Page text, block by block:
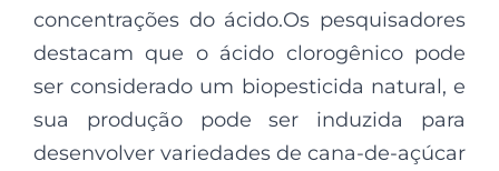
concentrações do ácido.Os pesquisadores
destacam que o ácido clorogênico pode
ser considerado um biopesticida natural, e
sua produção pode ser induzida para
desenvolver variedades de cana-de-açúcar